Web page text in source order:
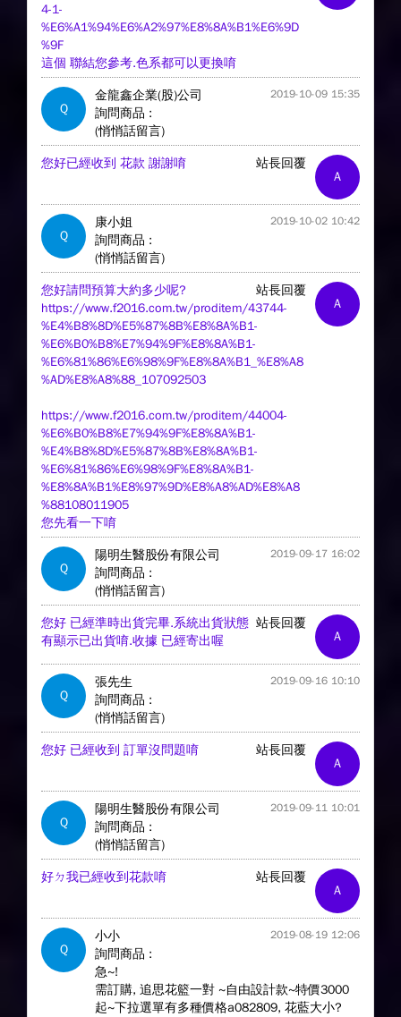
4-1-
%E6%A1%94%E6%A2%97%E8%8A%B1%E6%9D
%9F
這個 聯結您參考.色系都可以更換唷
Q
金龍鑫企業(股)公司 2019-10-09 15:35
詢問商品 :
(悄悄話留言)
A
站長回覆
您好已經收到 花款 謝謝唷
Q
康小姐 2019-10-02 10:42
詢問商品 :
(悄悄話留言)
A
站長回覆
您好請問預算大約多少呢?
https://www.f2016.com.tw/proditem/43744-
%E4%B8%8D%E5%87%8B%E8%8A%B1-
%E6%B0%B8%E7%94%9F%E8%8A%B1-
%E6%81%86%E6%98%9F%E8%8A%B1_%E8%A8
%AD%E8%A8%88_107092503
https://www.f2016.com.tw/proditem/44004-
%E6%B0%B8%E7%94%9F%E8%8A%B1-
%E4%B8%8D%E5%87%8B%E8%8A%B1-
%E6%81%86%E6%98%9F%E8%8A%B1-
%E8%8A%B1%E8%97%9D%E8%A8%AD%E8%A8
%88108011905
您先看一下唷
Q
陽明生醫股份有限公司 2019-09-17 16:02
詢問商品 :
(悄悄話留言)
A
站長回覆
您好 已經準時出貨完畢.系統出貨狀態
有顯示已出貨唷.收據 已經寄出喔
Q
張先生 2019-09-16 10:10
詢問商品 :
(悄悄話留言)
A
站長回覆
您好 已經收到 訂單沒問題唷
Q
陽明生醫股份有限公司 2019-09-11 10:01
詢問商品 :
(悄悄話留言)
A
站長回覆
好ㄉ我已經收到花款唷
Q
小小 2019-08-19 12:06
詢問商品 :
急~!
需訂購, 追思花籃一對 ~自由設計款~特價3000
起~下拉選單有多種價格a082809, 花藍大小?